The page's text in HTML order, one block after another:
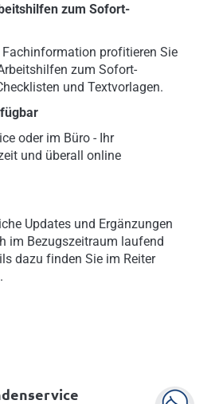
zum Sofort-
profitieren Sie
zum Sofort-
und Textvorlagen.
oder im Büro - Ihr
und überall online
Updates und Ergänzungen
im Bezugszeitraum laufend
dazu finden Sie im Reiter